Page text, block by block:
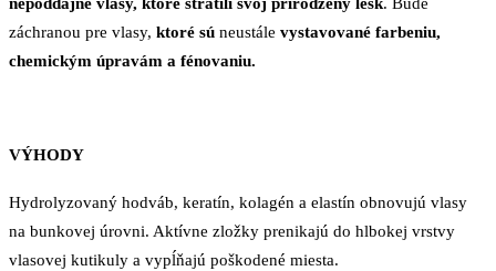
záchranou pre vlasy, ktoré sú neustále vystavované farbeniu,
chemickým úpravám a fénovaniu.
VÝHODY
Hydrolyzovaný hodváb, keratín, kolagén a elastín obnovujú vlasy
na bunkovej úrovni. Aktívne zložky prenikajú do hlbokej vrstvy
vlasovej kutikuly a vypĺňajú poškodené miesta.